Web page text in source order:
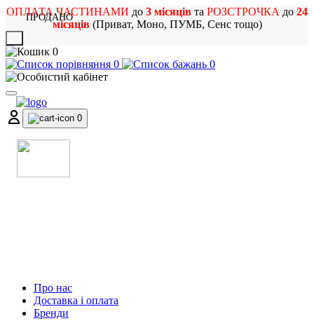
ОПЛАТА ЧАСТИНАМИ до 3 місяців та РОЗСТРОЧКА до 24
місяців(Приват, Моно, ПУМБ, Сенс тощо)
0
0
0
0
Про нас
Доставка і оплата
Бренди
ПРОДАНО